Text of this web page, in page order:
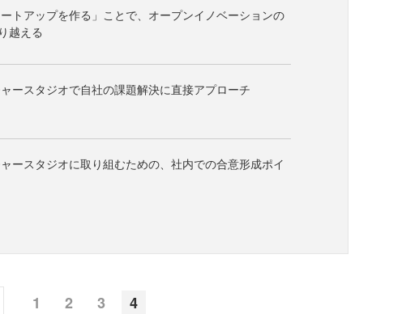
ートアップを作る」ことで、オープンイノベーションの
越える
ースタジオで自社の課題解決に直接アプローチ
ースタジオに取り組むための、社内での合意形成ポイ
1 2 3 4